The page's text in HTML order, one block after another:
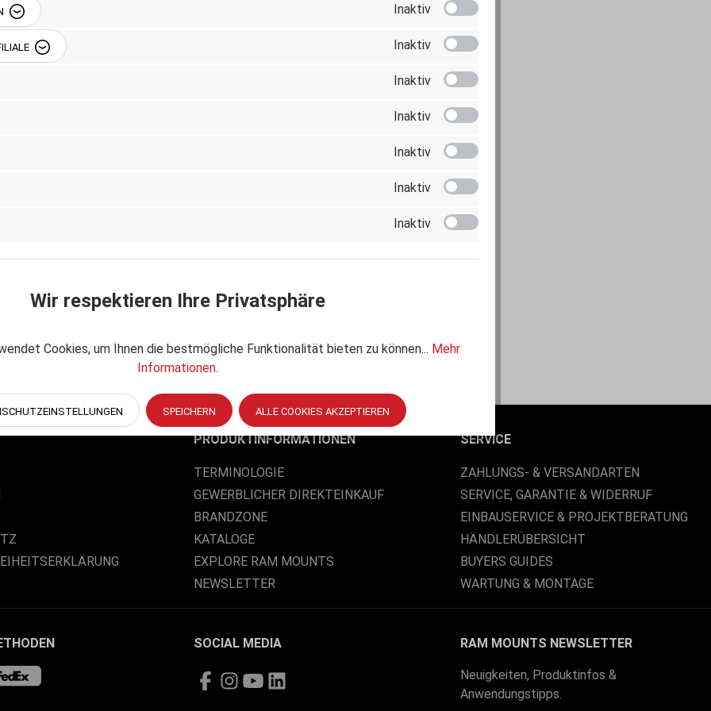
South, Seattle, WA
Str. 42, 12526
70
917471-70
Keep
of suffocation!
PRODUKTINFORMATIONEN
TERMINOLOGIE
GEWERBLICHER DIREKTEINKAUF
BRANDZONE
KATALOGE
EXPLORE RAM MOUNTS
NEWSLETTER
SERVICE
ZAHLUNGS- & VERSANDARTEN
SERVICE, GARANTIE & WIDERRUF
EINBAUSERVICE & PROJEKTBERATUNG
HÄNDLERÜBERSICHT
BUYERS GUIDES
WARTUNG & MONTAGE
SOCIAL MEDIA RAM MOUNTS NEWSLETTER
Neuigkeiten, Produktinfos &
Anwendungstipps.
Inaktiv
Inaktiv
Inaktiv
Inaktiv
Inaktiv
Inaktiv
Inaktiv
Wir respektieren Ihre Privatsphäre
Cookies, um Ihnen die bestmögliche Funktionalität bieten zu können... Mehr
Informationen.
SPEICHERN ALLE COOKIES AKZEPTIEREN